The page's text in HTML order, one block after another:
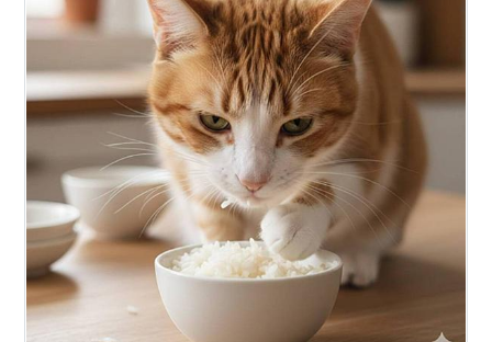
出穂期は「おぼろづき」「ほしのゆめ」並の“中生の
早”であり、成熟期は「おぼろづき」「ほしのゆめ」並
からやや遅い“中生の早”に属する。登熟日数は「おぼろ
づき」「ほしのゆめ」並である。
耐倒伏性は「おぼろづき」に劣り「ほしのゆめ」より
やや劣る“やや弱”である。障害型耐冷性は「おぼろづ
き」「ほしのゆめ」にわずかに劣る“やや強〜強”であ
る。.幼苗期の低温による出穂の変動性は「ほしのゆ
め」並で、出穂遅延型耐冷性は“中”、開花期耐冷性は
「おぼろづき」「ほしやゆめ」よりやや劣る“やや強”と
判定される。